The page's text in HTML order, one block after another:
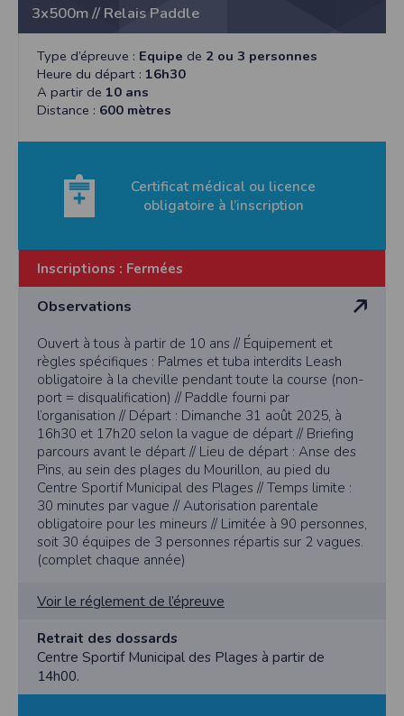
3x500m // Relais Paddle
Type d’épreuve : Equipe de 2 ou 3 personnes
Heure du départ : 16h30
A partir de 10 ans
Distance : 600 mètres
Certificat médical ou licence
obligatoire à l’inscription
Inscriptions : Fermées
Observations
Ouvert à tous à partir de 10 ans // Équipement et
règles spécifiques : Palmes et tuba interdits Leash
obligatoire à la cheville pendant toute la course (non-
port = disqualification) // Paddle fourni par
l’organisation // Départ : Dimanche 31 août 2025, à
16h30 et 17h20 selon la vague de départ // Briefing
parcours avant le départ // Lieu de départ : Anse des
Pins, au sein des plages du Mourillon, au pied du
Centre Sportif Municipal des Plages // Temps limite :
30 minutes par vague // Autorisation parentale
obligatoire pour les mineurs // Limitée à 90 personnes,
soit 30 équipes de 3 personnes répartis sur 2 vagues.
(complet chaque année)
Voir le réglement de l’épreuve
Retrait des dossards
Centre Sportif Municipal des Plages à partir de
14h00.